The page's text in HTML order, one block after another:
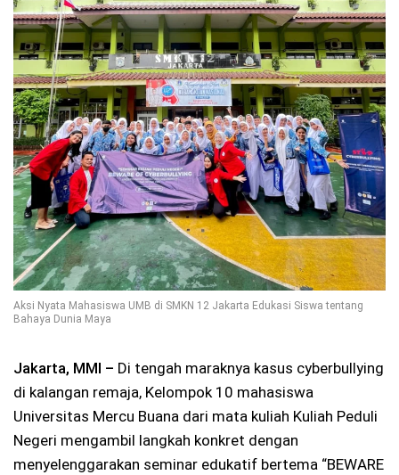
Aksi Nyata Mahasiswa UMB di SMKN 12 Jakarta Edukasi Siswa tentang
Bahaya Dunia Maya
Jakarta, MMI – Di tengah maraknya kasus cyberbullying
di kalangan remaja, Kelompok 10 mahasiswa
Universitas Mercu Buana dari mata kuliah Kuliah Peduli
Negeri mengambil langkah konkret dengan
menyelenggarakan seminar edukatif bertema “BEWARE